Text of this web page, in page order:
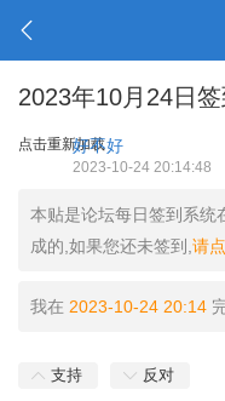
2023年10月24日
点击重新加载
好不好
2023-10-24 20:14:48
本贴是论坛每日签到系统
成的,如果您还未签到, 请
我在 2023-10-24 20:14
支持 反对